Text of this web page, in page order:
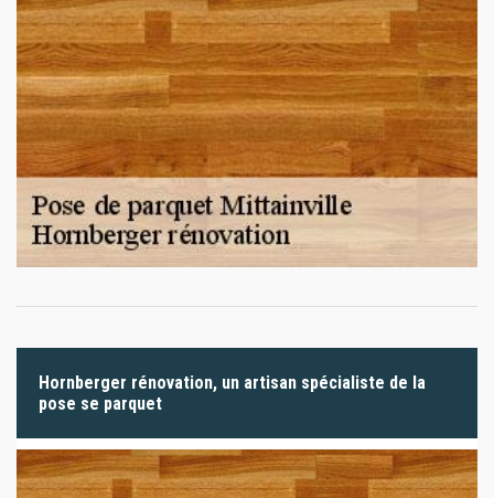
Hornberger rénovation, un artisan spécialiste de la
pose se parquet